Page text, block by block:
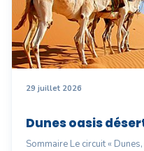
29 juillet 2026
Dunes oasis
Sommaire Le circuit «